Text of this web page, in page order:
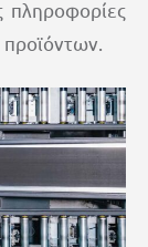
πληροφορίες